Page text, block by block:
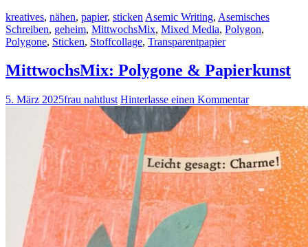
kreatives, nähen, papier, sticken Asemic Writing, Asemisches
Schreiben, geheim, MittwochsMix, Mixed Media, Polygon,
Polygone, Sticken, Stoffcollage, Transparentpapier
MittwochsMix: Polygone & Papierkunst
5. März 2025frau nahtlust Hinterlasse einen Kommentar